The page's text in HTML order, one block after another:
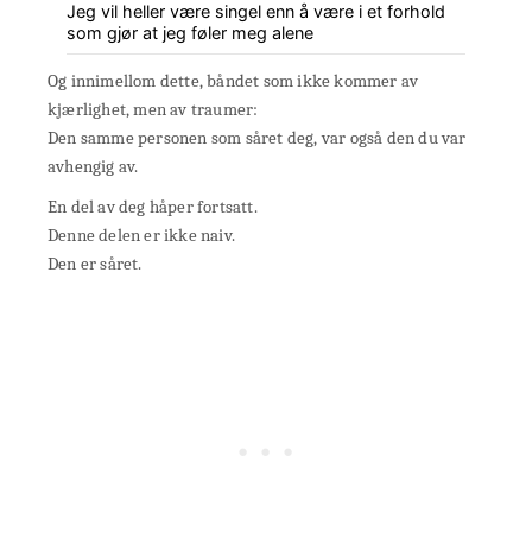
Jeg vil heller være singel enn å være i et forhold
som gjør at jeg føler meg alene
Og innimellom dette, båndet som ikke kommer av
kjærlighet, men av traumer:
Den samme personen som såret deg, var også den du var
avhengig av.
En del av deg håper fortsatt.
Denne delen er ikke naiv.
Den er såret.